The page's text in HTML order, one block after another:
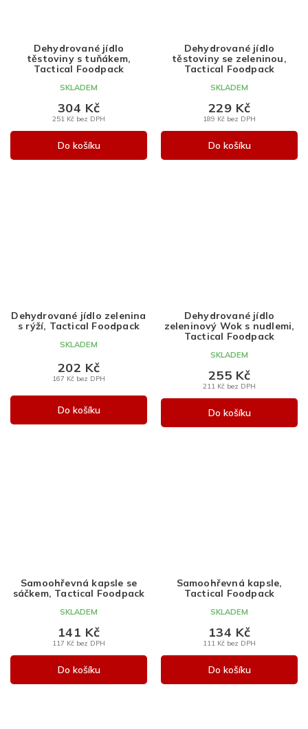
Dehydrované jídlo
těstoviny s tuňákem,
Tactical Foodpack
SKLADEM
251 Kč bez DPH
304 Kč
Do košíku
Dehydrované jídlo
těstoviny se zeleninou,
Tactical Foodpack
SKLADEM
189 Kč bez DPH
229 Kč
Do košíku
Dehydrované jídlo zelenina
s rýží, Tactical Foodpack
SKLADEM
167 Kč bez DPH
202 Kč
Do košíku
Dehydrované jídlo
zeleninový Wok s nudlemi,
Tactical Foodpack
SKLADEM
211 Kč bez DPH
255 Kč
Do košíku
Samoohřevná kapsle se
sáčkem, Tactical Foodpack
SKLADEM
117 Kč bez DPH
141 Kč
Do košíku
Samoohřevná kapsle,
Tactical Foodpack
SKLADEM
111 Kč bez DPH
134 Kč
Do košíku